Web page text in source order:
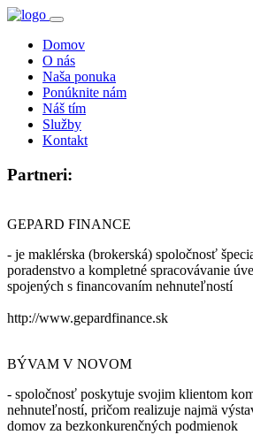
Domov
O nás
Naša ponuka
Ponúknite nám
Náš tím
Služby
Kontakt
Partneri:
GEPARD FINANCE
- je maklérska (brokerská) spoločnosť
poradenstvo a kompletné spracovávanie
spojených s financovaním nehnuteľností
http://www.gepardfinance.sk
BÝVAM V NOVOM
- spoločnosť poskytuje svojim klientom
nehnuteľností, pričom realizuje najmä
domov za bezkonkurenčných podmienok